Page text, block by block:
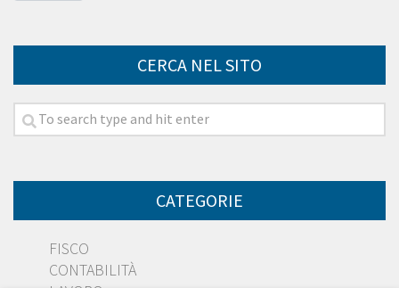
CERCA NEL SITO
CATEGORIE
FISCO
CONTABILITÀ